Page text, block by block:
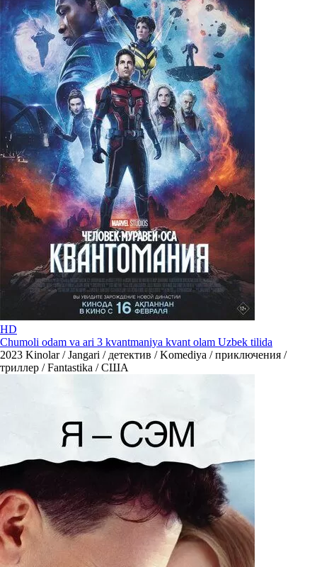
HD
Chumoli odam va ari 3 kvantmaniya kvant olam Uzbek tilida
2023 Kinolar / Jangari / детектив / Komediya / приключения /
триллер / Fantastika / США